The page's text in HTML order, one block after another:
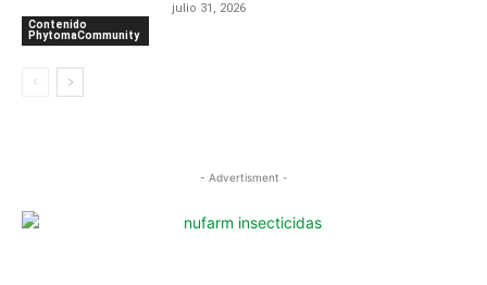
Contenido
PhytomaCommunity
julio 31, 2026
- Advertisment -